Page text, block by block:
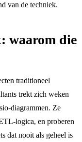
van de techniek.
waarom die
traditioneel
trekt zich weken
diagrammen. Ze
logica, en proberen
dat nooit als geheel is